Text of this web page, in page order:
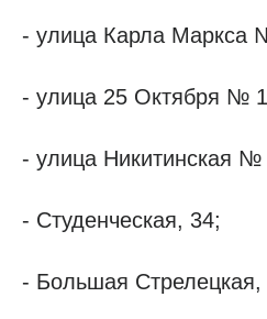
- улица Карла Маркса
- улица 25 Октября №
- улица Никитинская №
- Студенческая, 34;
- Большая Стрелецкая,